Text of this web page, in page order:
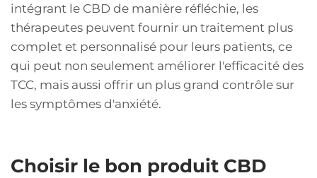
intégrant le CBD de manière réfléchie, les
thérapeutes peuvent fournir un traitement plus
complet et personnalisé pour leurs patients, ce
qui peut non seulement améliorer l'efficacité des
TCC, mais aussi offrir un plus grand contrôle sur
les symptômes d'anxiété.
Choisir le bon produit CBD